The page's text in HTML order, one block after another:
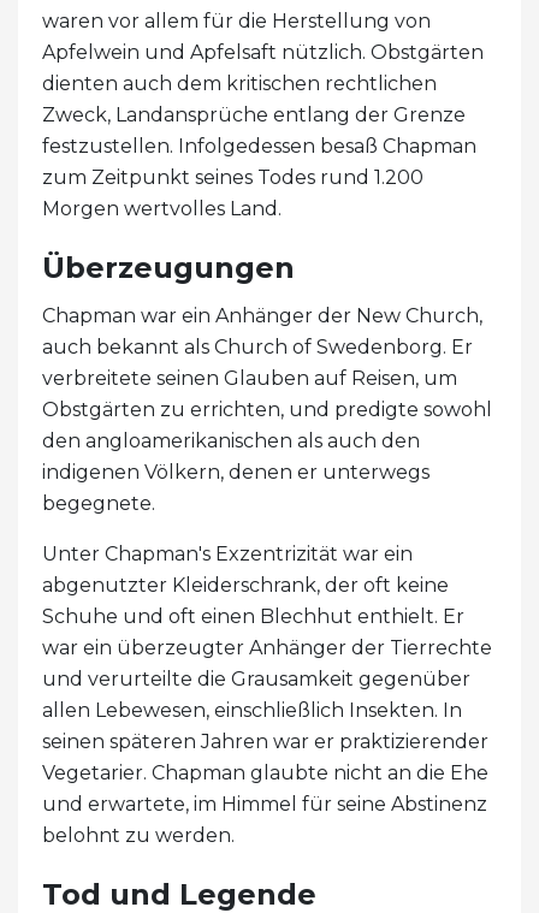
waren vor allem für die Herstellung von
Apfelwein und Apfelsaft nützlich. Obstgärten
dienten auch dem kritischen rechtlichen
Zweck, Landansprüche entlang der Grenze
festzustellen. Infolgedessen besaß Chapman
zum Zeitpunkt seines Todes rund 1.200
Morgen wertvolles Land.
Überzeugungen
Chapman war ein Anhänger der New Church,
auch bekannt als Church of Swedenborg. Er
verbreitete seinen Glauben auf Reisen, um
Obstgärten zu errichten, und predigte sowohl
den angloamerikanischen als auch den
indigenen Völkern, denen er unterwegs
begegnete.
Unter Chapman's Exzentrizität war ein
abgenutzter Kleiderschrank, der oft keine
Schuhe und oft einen Blechhut enthielt. Er
war ein überzeugter Anhänger der Tierrechte
und verurteilte die Grausamkeit gegenüber
allen Lebewesen, einschließlich Insekten. In
seinen späteren Jahren war er praktizierender
Vegetarier. Chapman glaubte nicht an die Ehe
und erwartete, im Himmel für seine Abstinenz
belohnt zu werden.
Tod und Legende